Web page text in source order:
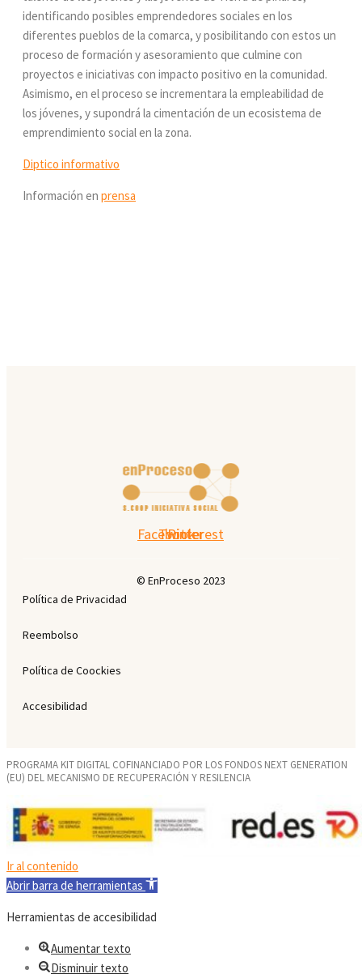
identificando posibles emprendedores sociales en los
diferentes pueblos de la comarca, y posibilitando con estos un
proceso de formación y asesoramiento que culmine con
proyectos e iniciativas con impacto positivo en la comunidad.
Asimismo, en el proceso se incrementara la empleabilidad de
los jóvenes, y supondrá la cimentación de un ecosistema de
emprendimiento social en la zona.
Diptico informativo
Información en prensa
Facebook
Twitter
Pinterest
© EnProceso 2023
Política de Privacidad
Reembolso
Política de Coockies
Accesibilidad
PROGRAMA KIT DIGITAL COFINANCIADO POR LOS FONDOS NEXT GENERATION
(EU) DEL MECANISMO DE RECUPERACIÓN Y RESILENCIA
Ir al contenido
Abrir barra de herramientas
Herramientas de accesibilidad
Aumentar texto
Disminuir texto